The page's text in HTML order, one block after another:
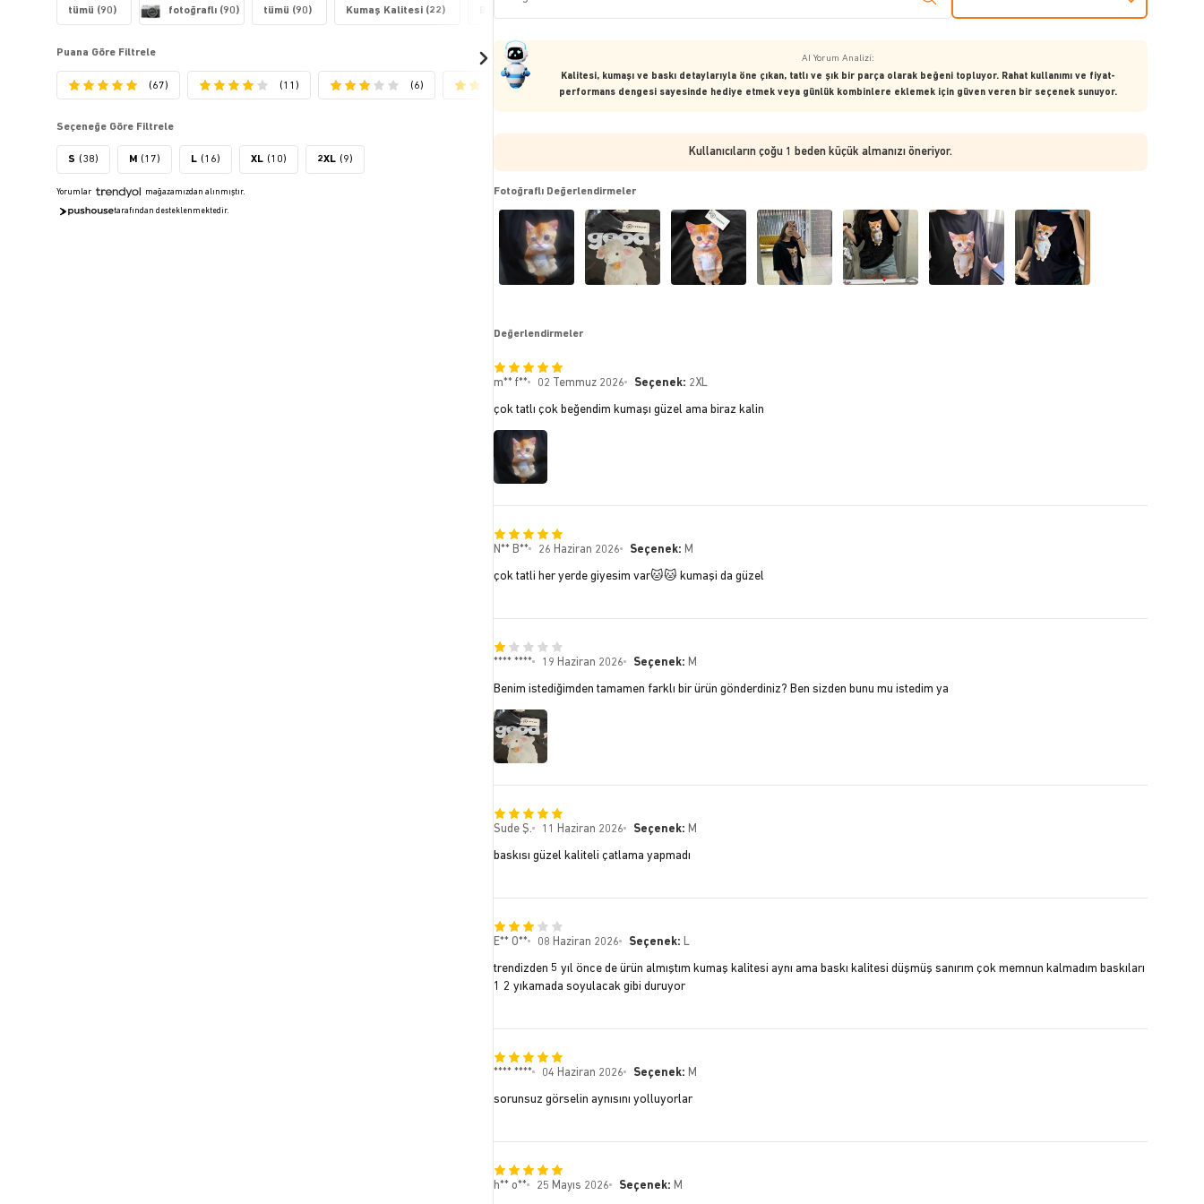
tümü (90) fotoğraflı (90) tümü (90) Kumaş Kalitesi (22)
Puana Göre Filtrele
(67) (11) (6)
Seçeneğe Göre Filtrele
S (38) M (17) L (16) XL (10) 2XL (9)
Yorumlar mağazamızdan alınmıştır.
tarafından desteklenmektedir.
AI Yorum Analizi:
Kalitesi, kumaşı ve baskı detaylarıyla öne çıkan, tatlı ve şık bir parça olarak beğeni topluyor. Rahat kullanımı ve fiyat-
performans dengesi sayesinde hediye etmek veya günlük kombinlere eklemek için güven veren bir seçenek sunuyor.
Kullanıcıların çoğu 1 beden küçük almanızı öneriyor.
Fotoğraflı Değerlendirmeler
Değerlendirmeler
m** f** 02 Temmuz 2026 Seçenek: 2XL
çok tatlı çok beğendim kumaşı güzel ama biraz kalin
N** B** 26 Haziran 2026 Seçenek: M
çok tatli her yerde giyesim var🐱🐱 kumaşi da güzel
**** **** 19 Haziran 2026 Seçenek: M
Benim istediğimden tamamen farklı bir ürün gönderdiniz? Ben sizden bunu mu istedim ya
Sude Ş. 11 Haziran 2026 Seçenek: M
baskısı güzel kaliteli çatlama yapmadı
E** O** 08 Haziran 2026 Seçenek: L
trendizden 5 yıl önce de ürün almıştım kumaş kalitesi aynı ama baskı kalitesi düşmüş sanırım çok memnun kalmadım baskıları
1 2 yıkamada soyulacak gibi duruyor
**** **** 04 Haziran 2026 Seçenek: M
sorunsuz görselin aynısını yolluyorlar
h** o** 25 Mayıs 2026 Seçenek: M